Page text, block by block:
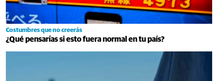
Costumbres que no creerás
¿Qué pensarías si esto fuera normal en tu país?